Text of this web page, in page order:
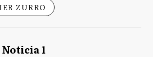
ZURRO
Noticia 1